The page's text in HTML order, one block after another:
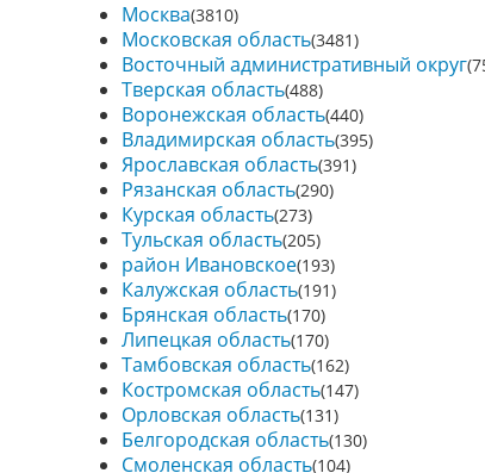
Москва(3810)
Московская область(3481)
Восточный административный округ
Тверская область(488)
Воронежская область(440)
Владимирская область(395)
Ярославская область(391)
Рязанская область(290)
Курская область(273)
Тульская область(205)
район Ивановское(193)
Калужская область(191)
Брянская область(170)
Липецкая область(170)
Тамбовская область(162)
Костромская область(147)
Орловская область(131)
Белгородская область(130)
Смоленская область(104)